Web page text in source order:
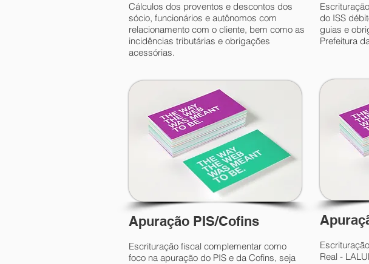
Cálculos dos proventos e descontos dos
sócio, funcionários e autônomos com
relacionamento com o cliente, bem como as
incidências tributárias e obrigações
acessórias.
Apuração PIS/Cofins
Escrituração fiscal complementar como
foco na apuração do PIS e da Cofins, seja
do ISS
guias e
Prefeitura
Real -